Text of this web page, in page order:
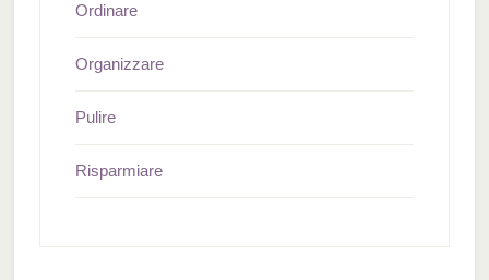
Ordinare
Organizzare
Pulire
Risparmiare